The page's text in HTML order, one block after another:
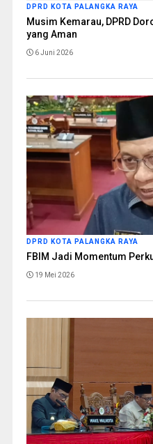
DPRD KOTA PALANGKA RAYA
Musim Kemarau, DPRD
yang Aman
6 Juni 2026
DPRD KOTA PALANGKA RAYA
FBIM Jadi Momentum
19 Mei 2026